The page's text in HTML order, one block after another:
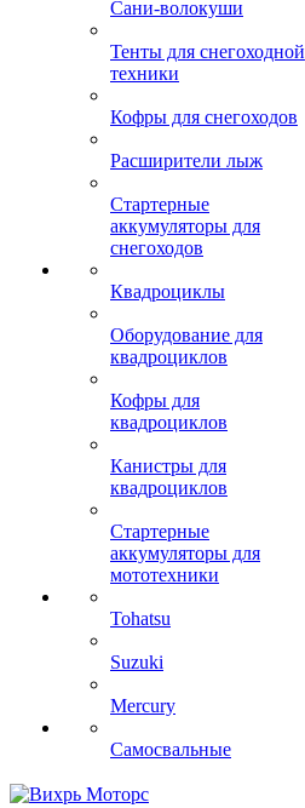
Сани-волокуши
Тенты для снегоходной
техники
Кофры для снегоходов
Расширители лыж
Стартерные
аккумуляторы для
снегоходов
Квадроциклы
Оборудование для
квадроциклов
Кофры для
квадроциклов
Канистры для
квадроциклов
Стартерные
аккумуляторы для
мототехники
Tohatsu
Suzuki
Mercury
Самосвальные